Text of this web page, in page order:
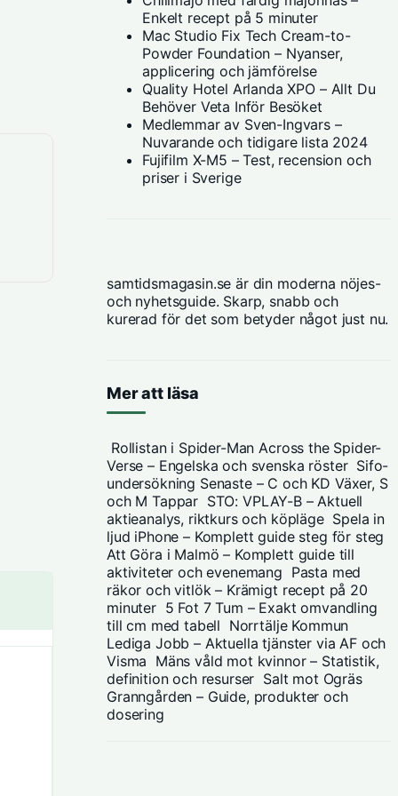
Enkelt recept på 5 minuter
Mac Studio Fix Tech Cream-to-
Powder Foundation – Nyanser,
applicering och jämförelse
Quality Hotel Arlanda XPO – Allt Du
Behöver Veta Inför Besöket
Medlemmar av Sven-Ingvars –
Nuvarande och tidigare lista 2024
Fujifilm X-M5 – Test, recension och
priser i Sverige
samtidsmagasin.se är din moderna nöjes-
och nyhetsguide. Skarp, snabb och
kurerad för det som betyder något just nu.
Mer att läsa
Rollistan i Spider-Man Across the Spider-
Verse – Engelska och svenska röster Sifo-
undersökning Senaste – C och KD Växer, S
och M Tappar STO: VPLAY-B – Aktuell
aktieanalys, riktkurs och köpläge Spela in
ljud iPhone – Komplett guide steg för steg
Att Göra i Malmö – Komplett guide till
aktiviteter och evenemang Pasta med
räkor och vitlök – Krämigt recept på 20
minuter 5 Fot 7 Tum – Exakt omvandling
till cm med tabell Norrtälje Kommun
Lediga Jobb – Aktuella tjänster via AF och
Visma Mäns våld mot kvinnor – Statistik,
definition och resurser Salt mot Ogräs
Granngården – Guide, produkter och
dosering